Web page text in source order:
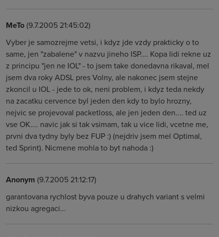
MeTo(9.7.2005 21:45:02)
Vyber je samozrejme vetsi, i kdyz jde vzdy prakticky o to
same, jen "zabalene" v nazvu jineho ISP.... Kopa lidi rekne uz
z principu "jen ne IOL" - to jsem take donedavna rikaval, mel
jsem dva roky ADSL pres Volny, ale nakonec jsem stejne
zkoncil u IOL - jede to ok, neni problem, i kdyz teda nekdy
na zacatku cervence byl jeden den kdy to bylo hrozny,
nejvic se projevoval packetloss, ale jen jeden den.... ted uz
vse OK.... navic jak si tak vsimam, tak u vice lidi, vcetne me,
prvni dva tydny byly bez FUP :) (nejdriv jsem mel Optimal,
ted Sprint). Nicmene mohla to byt nahoda :)
Anonym (9.7.2005 21:12:17)
garantovana rychlost byva pouze u drahych variant s velmi
nizkou agregaci...